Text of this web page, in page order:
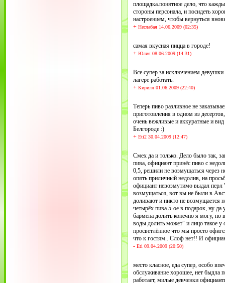
площадка.понятное дело, что
стороны персонала, и посидеть
настроением, чтобы вернуться
+ Неслабая 14.06.2009 (02:35)
самая вкусная пицца в городе!
+ Юлия 08.06.2009 (14:31)
Все супер за исключением девушки
лагере работать.
+ Кирилл 01.06.2009 (22:40)
Теперь пиво разливное не
приготовления в одном из
очень вежливые и аккуратные и
Белгороде :)
+ Eti2 30.04.2009 (12:47)
Смех да и только. Дело было так,
пива, официант принёс пиво с
0,5, решили не возмущаться через
опять приличный недолив, на
официант невозмутимо выдал
возмущаться, вот вы не были в
доливают и никто не возмущается
четырёх пива 5-ое в подарок, ну да
бармена долить конечно я могу, но
воды долить может" и лицо такое у
просветлённое что мы просто
что к гостям.. Слоф нет!! И
- Eti 09.04.2009 (20:50)
место класное, еда супер, особо
обслуживание хорошее, нет быдла
работает, милые девченки